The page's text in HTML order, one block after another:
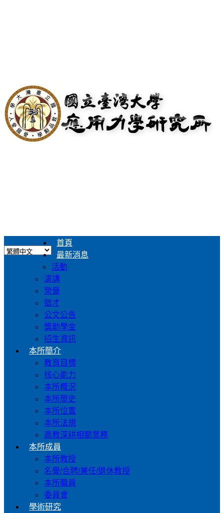
首頁
最新消息
活動
演講
榮譽
徵才
公文公告
獎助學金
招生資訊
本所簡介
教育目標
核心能力
本所概況
本所簡史
本所位置
本所法規
高教深耕相關業務
本所成員
本所教授
名譽/合聘/兼任/退休教授
本所職員
委員會
學術研究